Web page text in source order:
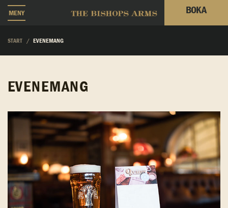
MENY BOKA
START EVENEMANG
EVENEMANG